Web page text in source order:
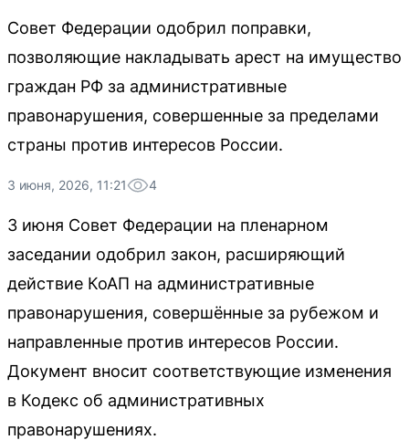
Совет Федерации одобрил поправки,
позволяющие накладывать арест на имущество
граждан РФ за административные
правонарушения, совершенные за пределами
страны против интересов России.
3 июня, 2026, 11:21 4
3 июня Совет Федерации на пленарном
заседании одобрил закон, расширяющий
действие КоАП на административные
правонарушения, совершённые за рубежом и
направленные против интересов России.
Документ вносит соответствующие изменения
в Кодекс об административных
правонарушениях.